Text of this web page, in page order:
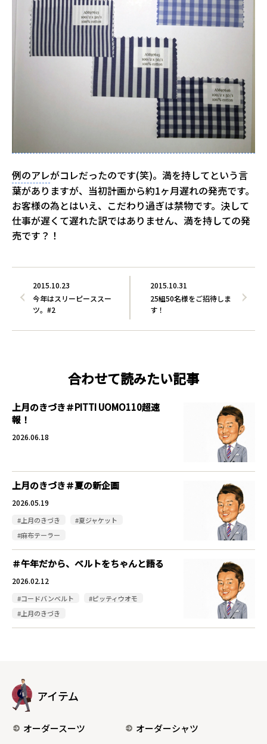
例のアレがコレだったのです(笑)。満を持してという言
葉がありますが、当初計画から約1ヶ月遅れの発売です。
お客様の為とはいえ、こだわり過ぎは禁物です。決して
仕事が遅くて遅れた訳ではありません、満を持しての発
売です？！
2015.10.31
25組50名様をご招待しま
す！
2015.10.23
今年はスリーピーススー
ツ。#2
合わせて読みたい記事
上月のきづき＃PITTI UOMO110超速
報！
2026.06.18
上月のきづき＃夏の新企画
2026.05.19
#上月のきづき
#夏ジャケット
#麻布テーラー
＃午年だから、ベルトをちゃんと語る
2026.02.12
#コードバンベルト
#ピッティウオモ
#上月のきづき
アイテム
オーダースーツ
オーダーシャツ